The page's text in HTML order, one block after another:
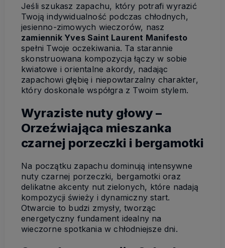
Jeśli szukasz zapachu, który potrafi wyrazić
Twoją indywidualność podczas chłodnych,
jesienno-zimowych wieczorów, nasz
zamiennik Yves Saint Laurent Manifesto
spełni Twoje oczekiwania. Ta starannie
skonstruowana kompozycja łączy w sobie
kwiatowe i orientalne akordy, nadając
zapachowi głębię i niepowtarzalny charakter,
który doskonale współgra z Twoim stylem.
Wyraziste nuty głowy –
Orzeźwiająca mieszanka
czarnej porzeczki i bergamotki
Na początku zapachu dominują intensywne
nuty czarnej porzeczki, bergamotki oraz
delikatne akcenty nut zielonych, które nadają
kompozycji świeży i dynamiczny start.
Otwarcie to budzi zmysły, tworząc
energetyczny fundament idealny na
wieczorne spotkania w chłodniejsze dni.